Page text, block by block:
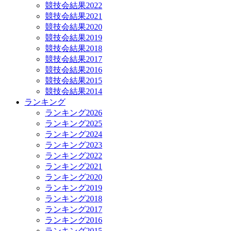
競技会結果2022
競技会結果2021
競技会結果2020
競技会結果2019
競技会結果2018
競技会結果2017
競技会結果2016
競技会結果2015
競技会結果2014
ランキング
ランキング2026
ランキング2025
ランキング2024
ランキング2023
ランキング2022
ランキング2021
ランキング2020
ランキング2019
ランキング2018
ランキング2017
ランキング2016